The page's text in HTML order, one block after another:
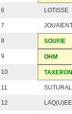
6 LOTISSE
7
8 SOUFIE
9 OHM
10
11
12 LAQ(U)EE